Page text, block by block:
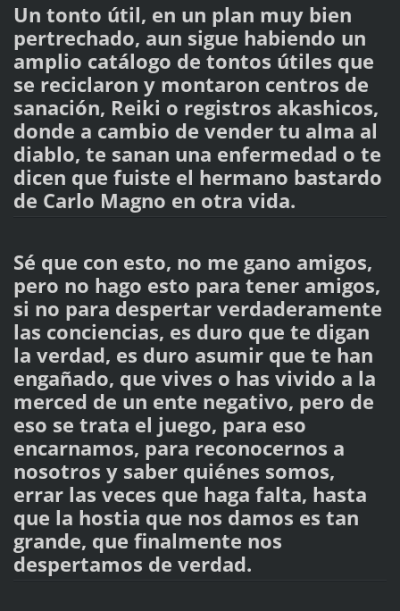
Un tonto útil, en un plan muy bien
pertrechado, aun sigue habiendo un
amplio catálogo de tontos útiles que
se reciclaron y montaron centros de
sanación, Reiki o registros akashicos,
donde a cambio de vender tu alma al
diablo, te sanan una enfermedad o te
dicen que fuiste el hermano bastardo
de Carlo Magno en otra vida.
Sé que con esto, no me gano amigos,
pero no hago esto para tener amigos,
si no para despertar verdaderamente
las conciencias, es duro que te digan
la verdad, es duro asumir que te han
engañado, que vives o has vivido a la
merced de un ente negativo, pero de
eso se trata el juego, para eso
encarnamos, para reconocernos a
nosotros y saber quiénes somos,
errar las veces que haga falta, hasta
que la hostia que nos damos es tan
grande, que finalmente nos
despertamos de verdad.